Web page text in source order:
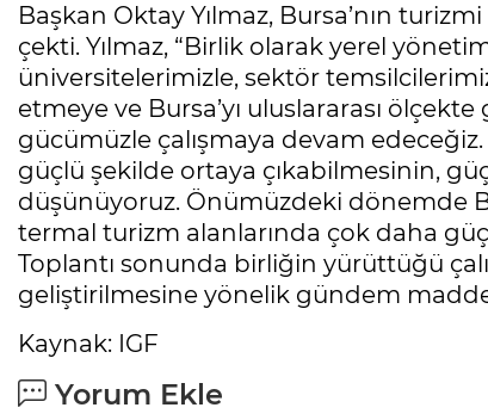
Başkan Oktay Yılmaz, Bursa’nın
çekti. Yılmaz, “Birlik olarak yerel
üniversitelerimizle, sektör
etmeye ve Bursa’yı uluslararası
gücümüzle çalışmaya devam
güçlü şekilde ortaya çıkabilmesinin,
düşünüyoruz. Önümüzdeki dönemde
termal turizm alanlarında çok daha
Toplantı sonunda birliğin yürüttüğü
geliştirilmesine yönelik gündem
Kaynak: IGF
Yorum Ekle